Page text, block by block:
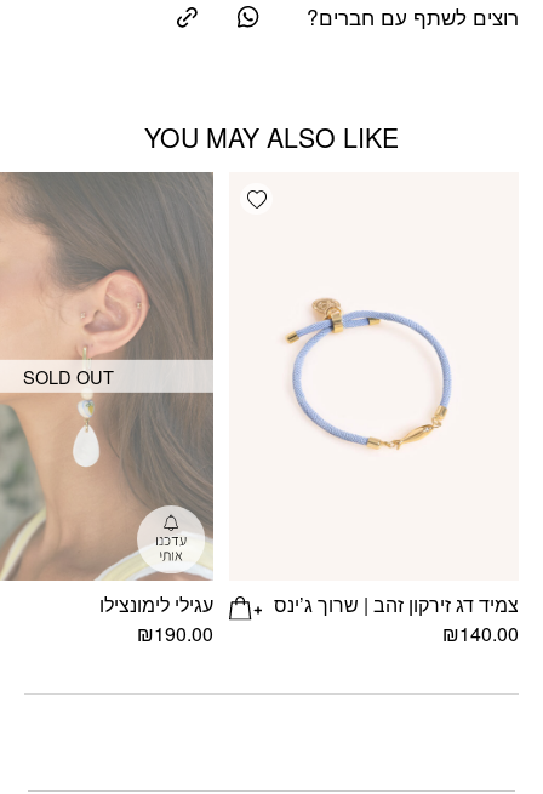
רוצים לשתף עם חברים?
YOU MAY ALSO LIKE
Add wishlist
צמיד דג זירקון זהב | שרוך ג’ינס
₪140.00
SOLD OUT
עגילי לימונצילו
₪190.00